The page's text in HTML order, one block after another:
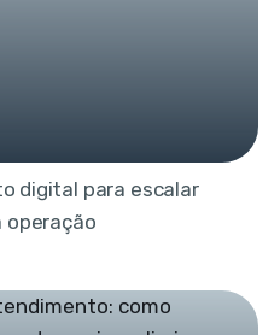
digital para escalar
operação